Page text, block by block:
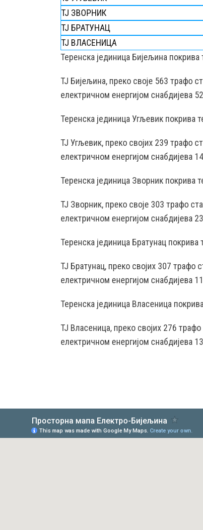
ТЈ ЗВОРНИК
ТЈ БРАТУНАЦ
ТЈ ВЛАСЕНИЦА
Teренска јединица Бијељина
ТЈ Бијељина, преко својe 563 трафо
електричном енергијом снабдијева
Теренска јединица Угљевик покрива
ТЈ Угљевик, преко својих 239 трафо
електричном енергијом снабдијева
Теренска јединица Зворник покрива
ТЈ Зворник, преко своје 303 трафо
електричном енергијом снабдијева
Теренска јединица Братунац
ТЈ Братунац, преко својих 307
електричном енергијом снабдијева
Теренска јединица Власеница
ТЈ Власеница, преко својих 276
електричном енергијом снабдијева